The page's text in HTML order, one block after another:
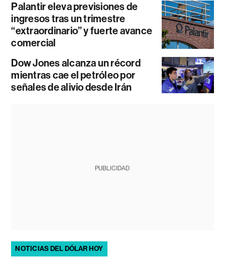
Palantir eleva previsiones de
ingresos tras un trimestre
“extraordinario” y fuerte avance
comercial
Dow Jones alcanza un récord
mientras cae el petróleo por
señales de alivio desde Irán
PUBLICIDAD
NOTICIAS DEL DÓLAR HOY